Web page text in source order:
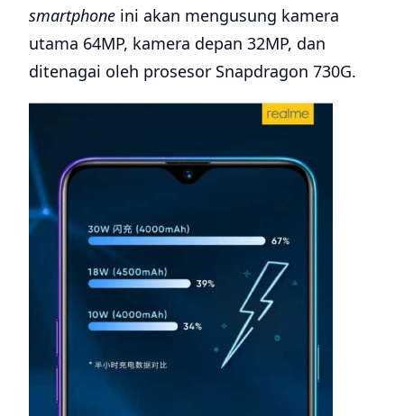
smartphone ini akan mengusung kamera
utama 64MP, kamera depan 32MP, dan
ditenagai oleh prosesor Snapdragon 730G.